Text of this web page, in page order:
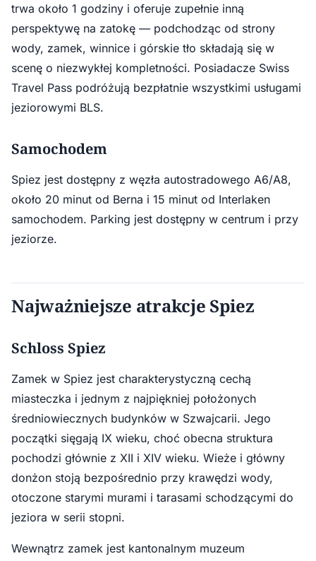
trwa około 1 godziny i oferuje zupełnie inną
perspektywę na zatokę — podchodząc od strony
wody, zamek, winnice i górskie tło składają się w
scenę o niezwykłej kompletności. Posiadacze Swiss
Travel Pass podróżują bezpłatnie wszystkimi usługami
jeziorowymi BLS.
Samochodem
Spiez jest dostępny z węzła autostradowego A6/A8,
około 20 minut od Berna i 15 minut od Interlaken
samochodem. Parking jest dostępny w centrum i przy
jeziorze.
Najważniejsze atrakcje Spiez
Schloss Spiez
Zamek w Spiez jest charakterystyczną cechą
miasteczka i jednym z najpiękniej położonych
średniowiecznych budynków w Szwajcarii. Jego
początki sięgają IX wieku, choć obecna struktura
pochodzi głównie z XII i XIV wieku. Wieże i główny
donżon stoją bezpośrednio przy krawędzi wody,
otoczone starymi murami i tarasami schodzącymi do
jeziora w serii stopni.
Wewnątrz zamek jest kantonalnym muzeum